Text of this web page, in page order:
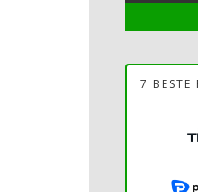
7 BESTE